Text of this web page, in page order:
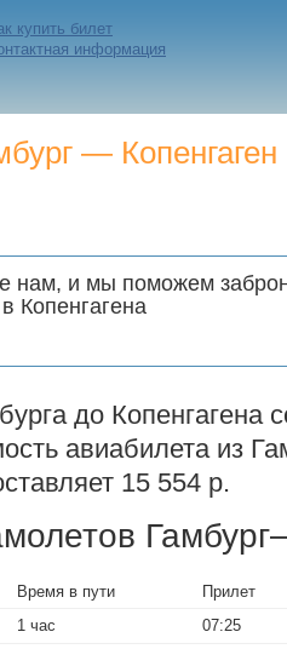
купить билет
информация
—
нам, и мы поможем
Копенгагена
до Копенгагена
авиабилета из
15 554 р.
Время в пути
Прилет
1 час
07:25